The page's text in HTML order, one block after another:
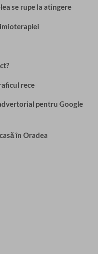
se rupe la atingere
rece
pentru Google
în Oradea